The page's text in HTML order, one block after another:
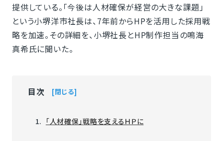
提供している。「今後は人材確保が経営の大きな課題」
という小堺洋市社長は、7年前からHPを活用した採用戦
略を加速。その詳細を、小堺社長とHP制作担当の鳴海
真希氏に聞いた。
目次 閉じる
「人材確保」戦略を支えるＨＰに